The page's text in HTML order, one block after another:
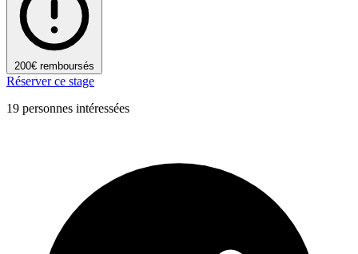
200€ remboursés
Réserver ce stage
19 personnes intéressées